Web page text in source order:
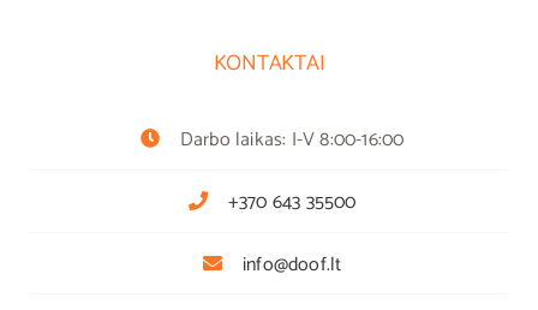
KONTAKTAI
Darbo laikas: I-V 8:00-16:00
+370 643 35500
info@doof.lt